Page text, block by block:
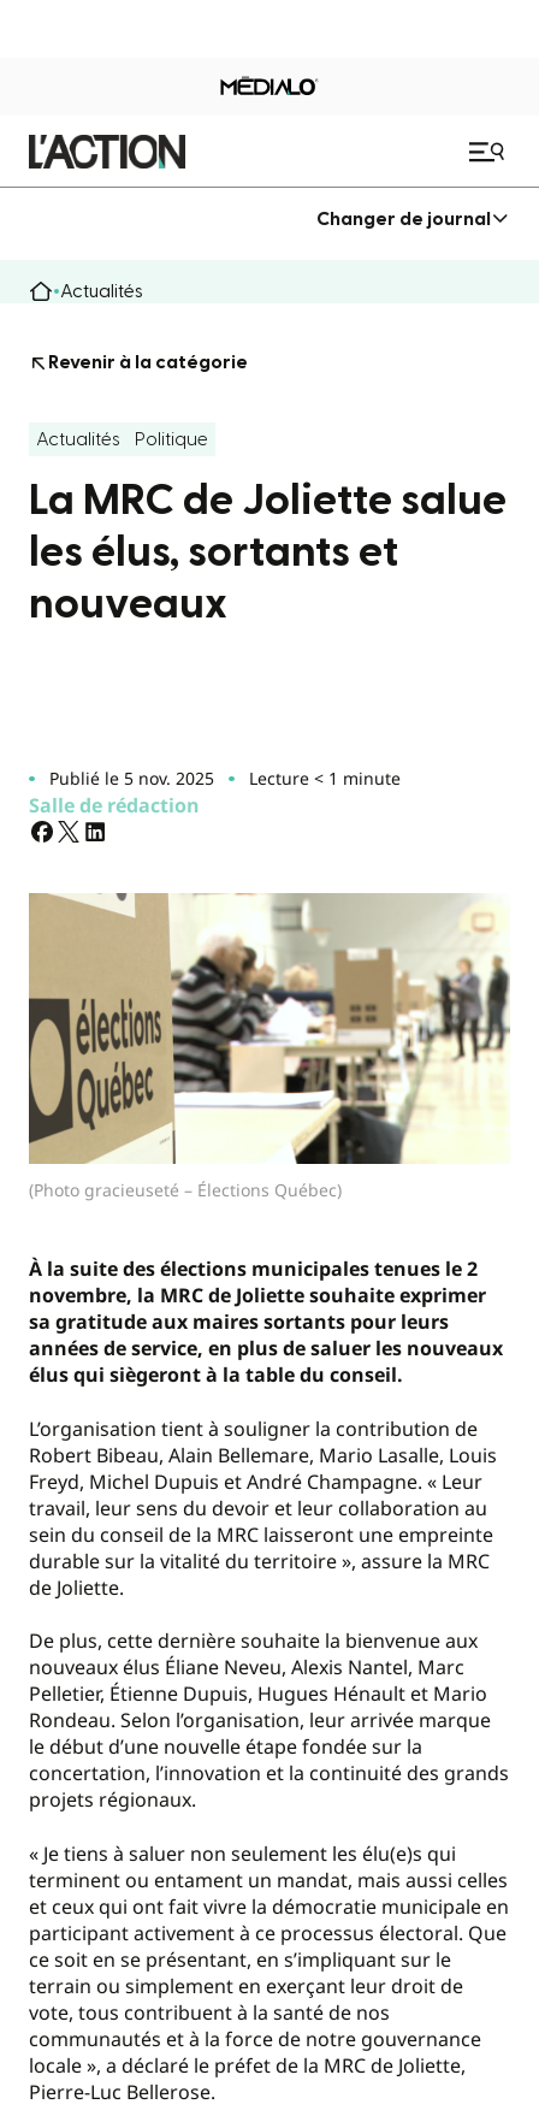
Changer de journal
Actualités
Revenir à la catégorie
Actualités Politique
La MRC de Joliette salue
les élus, sortants et
nouveaux
Publié le 5 nov. 2025 Lecture < 1 minute
Salle de rédaction
(Photo gracieuseté – Élections Québec)
À la suite des élections municipales tenues le 2
novembre, la MRC de Joliette souhaite exprimer
sa gratitude aux maires sortants pour leurs
années de service, en plus de saluer les nouveaux
élus qui siègeront à la table du conseil.
L’organisation tient à souligner la contribution de
Robert Bibeau, Alain Bellemare, Mario Lasalle, Louis
Freyd, Michel Dupuis et André Champagne. « Leur
travail, leur sens du devoir et leur collaboration au
sein du conseil de la MRC laisseront une empreinte
durable sur la vitalité du territoire », assure la MRC
de Joliette.
De plus, cette dernière souhaite la bienvenue aux
nouveaux élus Éliane Neveu, Alexis Nantel, Marc
Pelletier, Étienne Dupuis, Hugues Hénault et Mario
Rondeau. Selon l’organisation, leur arrivée marque
le début d’une nouvelle étape fondée sur la
concertation, l’innovation et la continuité des grands
projets régionaux.
« Je tiens à saluer non seulement les élu(e)s qui
terminent ou entament un mandat, mais aussi celles
et ceux qui ont fait vivre la démocratie municipale en
participant activement à ce processus électoral. Que
ce soit en se présentant, en s’impliquant sur le
terrain ou simplement en exerçant leur droit de
vote, tous contribuent à la santé de nos
communautés et à la force de notre gouvernance
locale », a déclaré le préfet de la MRC de Joliette,
Pierre-Luc Bellerose.